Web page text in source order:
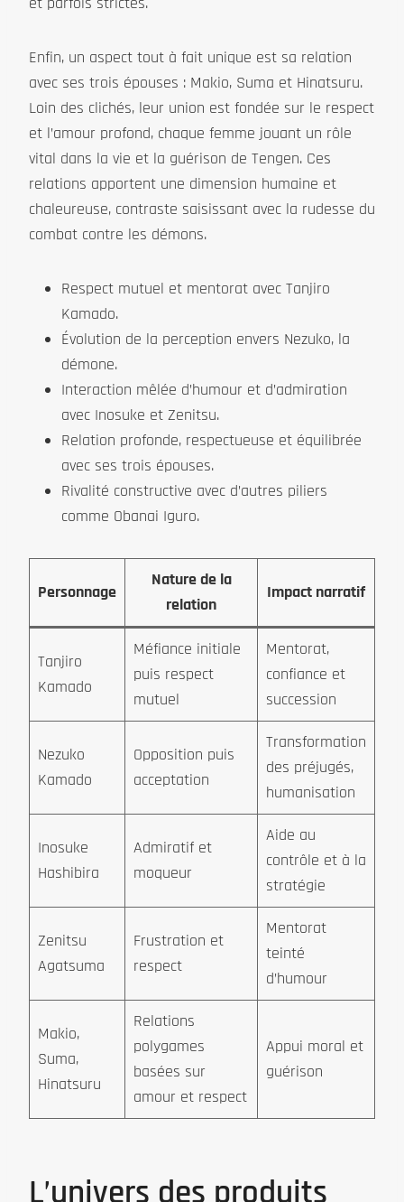
Enfin, un aspect tout à fait unique est sa relation
avec ses trois épouses : Makio, Suma et Hinatsuru.
Loin des clichés, leur union est fondée sur le respect
et l’amour profond, chaque femme jouant un rôle
vital dans la vie et la guérison de Tengen. Ces
relations apportent une dimension humaine et
chaleureuse, contraste saisissant avec la rudesse du
combat contre les démons.
Respect mutuel et mentorat avec Tanjiro
Kamado.
Évolution de la perception envers Nezuko, la
démone.
Interaction mêlée d’humour et d’admiration
avec Inosuke et Zenitsu.
Relation profonde, respectueuse et équilibrée
avec ses trois épouses.
Rivalité constructive avec d’autres piliers
comme Obanai Iguro.
Personnage
Nature de la
relation
Impact narratif
Tanjiro
Kamado
Méfiance initiale
puis respect
mutuel
Mentorat,
confiance et
succession
Nezuko
Kamado
Opposition puis
acceptation
Transformation
des préjugés,
humanisation
Inosuke
Hashibira
Admiratif et
moqueur
Aide au
contrôle et à la
stratégie
Zenitsu
Agatsuma
Frustration et
respect
Mentorat
teinté
d’humour
Makio,
Suma,
Hinatsuru
Relations
polygames
basées sur
amour et respect
Appui moral et
guérison